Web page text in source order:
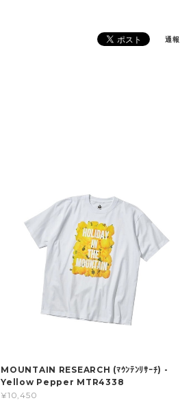
通
MOUNTAIN RESEARCH (ﾏｳﾝﾃﾝﾘｻｰﾁ) -
Yellow Pepper MTR4338
¥10,450